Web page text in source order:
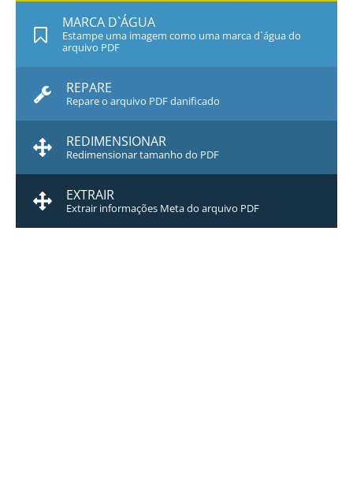
MARCA D`ÁGUA
Estampe uma imagem como uma marca d`água do
arquivo PDF
REPARE
Repare o arquivo PDF danificado
REDIMENSIONAR
Redimensionar tamanho do PDF
EXTRAIR
Extrair informações Meta do arquivo PDF